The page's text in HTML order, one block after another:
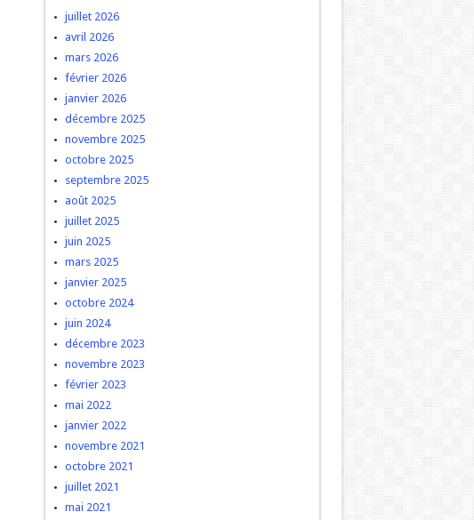
juillet 2026
avril 2026
mars 2026
février 2026
janvier 2026
décembre 2025
novembre 2025
octobre 2025
septembre 2025
août 2025
juillet 2025
juin 2025
mars 2025
janvier 2025
octobre 2024
juin 2024
décembre 2023
novembre 2023
février 2023
mai 2022
janvier 2022
novembre 2021
octobre 2021
juillet 2021
mai 2021